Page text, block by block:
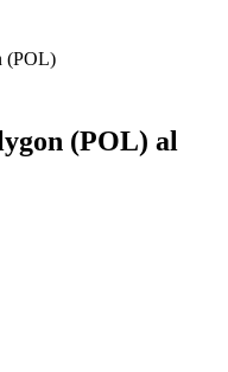
(POL)
(POL) al